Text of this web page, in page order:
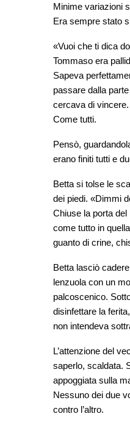
Minime variazioni
Era sempre stato
«Vuoi che ti dica
Tommaso era
Sapeva
passare dalla
cercava di vincere.
Come tutti.
Pensò,
erano finiti tutti e
Betta si tolse le
dei piedi. «Dimmi
Chiuse la porta
come tutto in
guanto di crine,
Betta lasciò
lenzuola con un
palcoscenico.
disinfettare la
non intendeva
L’attenzione del
saperlo, scaldata.
appoggiata sulla
Nessuno dei due
contro l’altro.